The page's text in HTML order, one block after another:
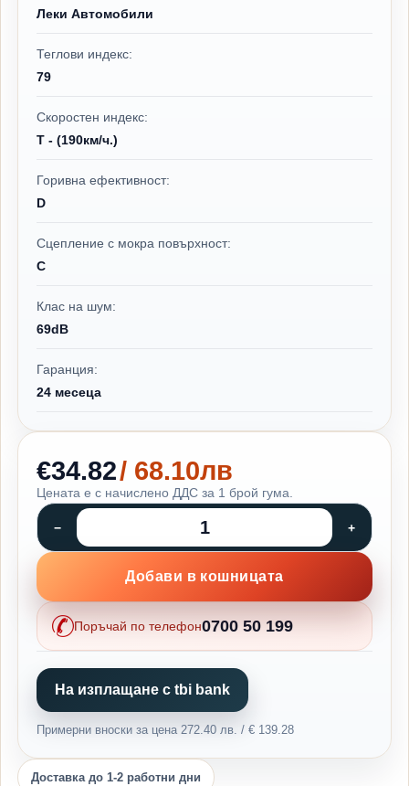
Леки Автомобили
Теглови индекс:
79
Скоростен индекс:
T - (190км/ч.)
Горивна ефективност:
D
Сцепление с мокра повърхност:
C
Клас на шум:
69dB
Гаранция:
24 месеца
€34.82/ 68.10лв
Цената е с начислено ДДС за 1 брой гума.
Добави в кошницата
Поръчай по телефон0700 50 199
На изплащане с tbi bank
Примерни вноски за цена 272.40 лв. / € 139.28
Доставка до 1-2 работни дни